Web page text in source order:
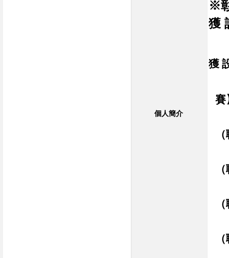
個人簡介
※
獲
獲
賽